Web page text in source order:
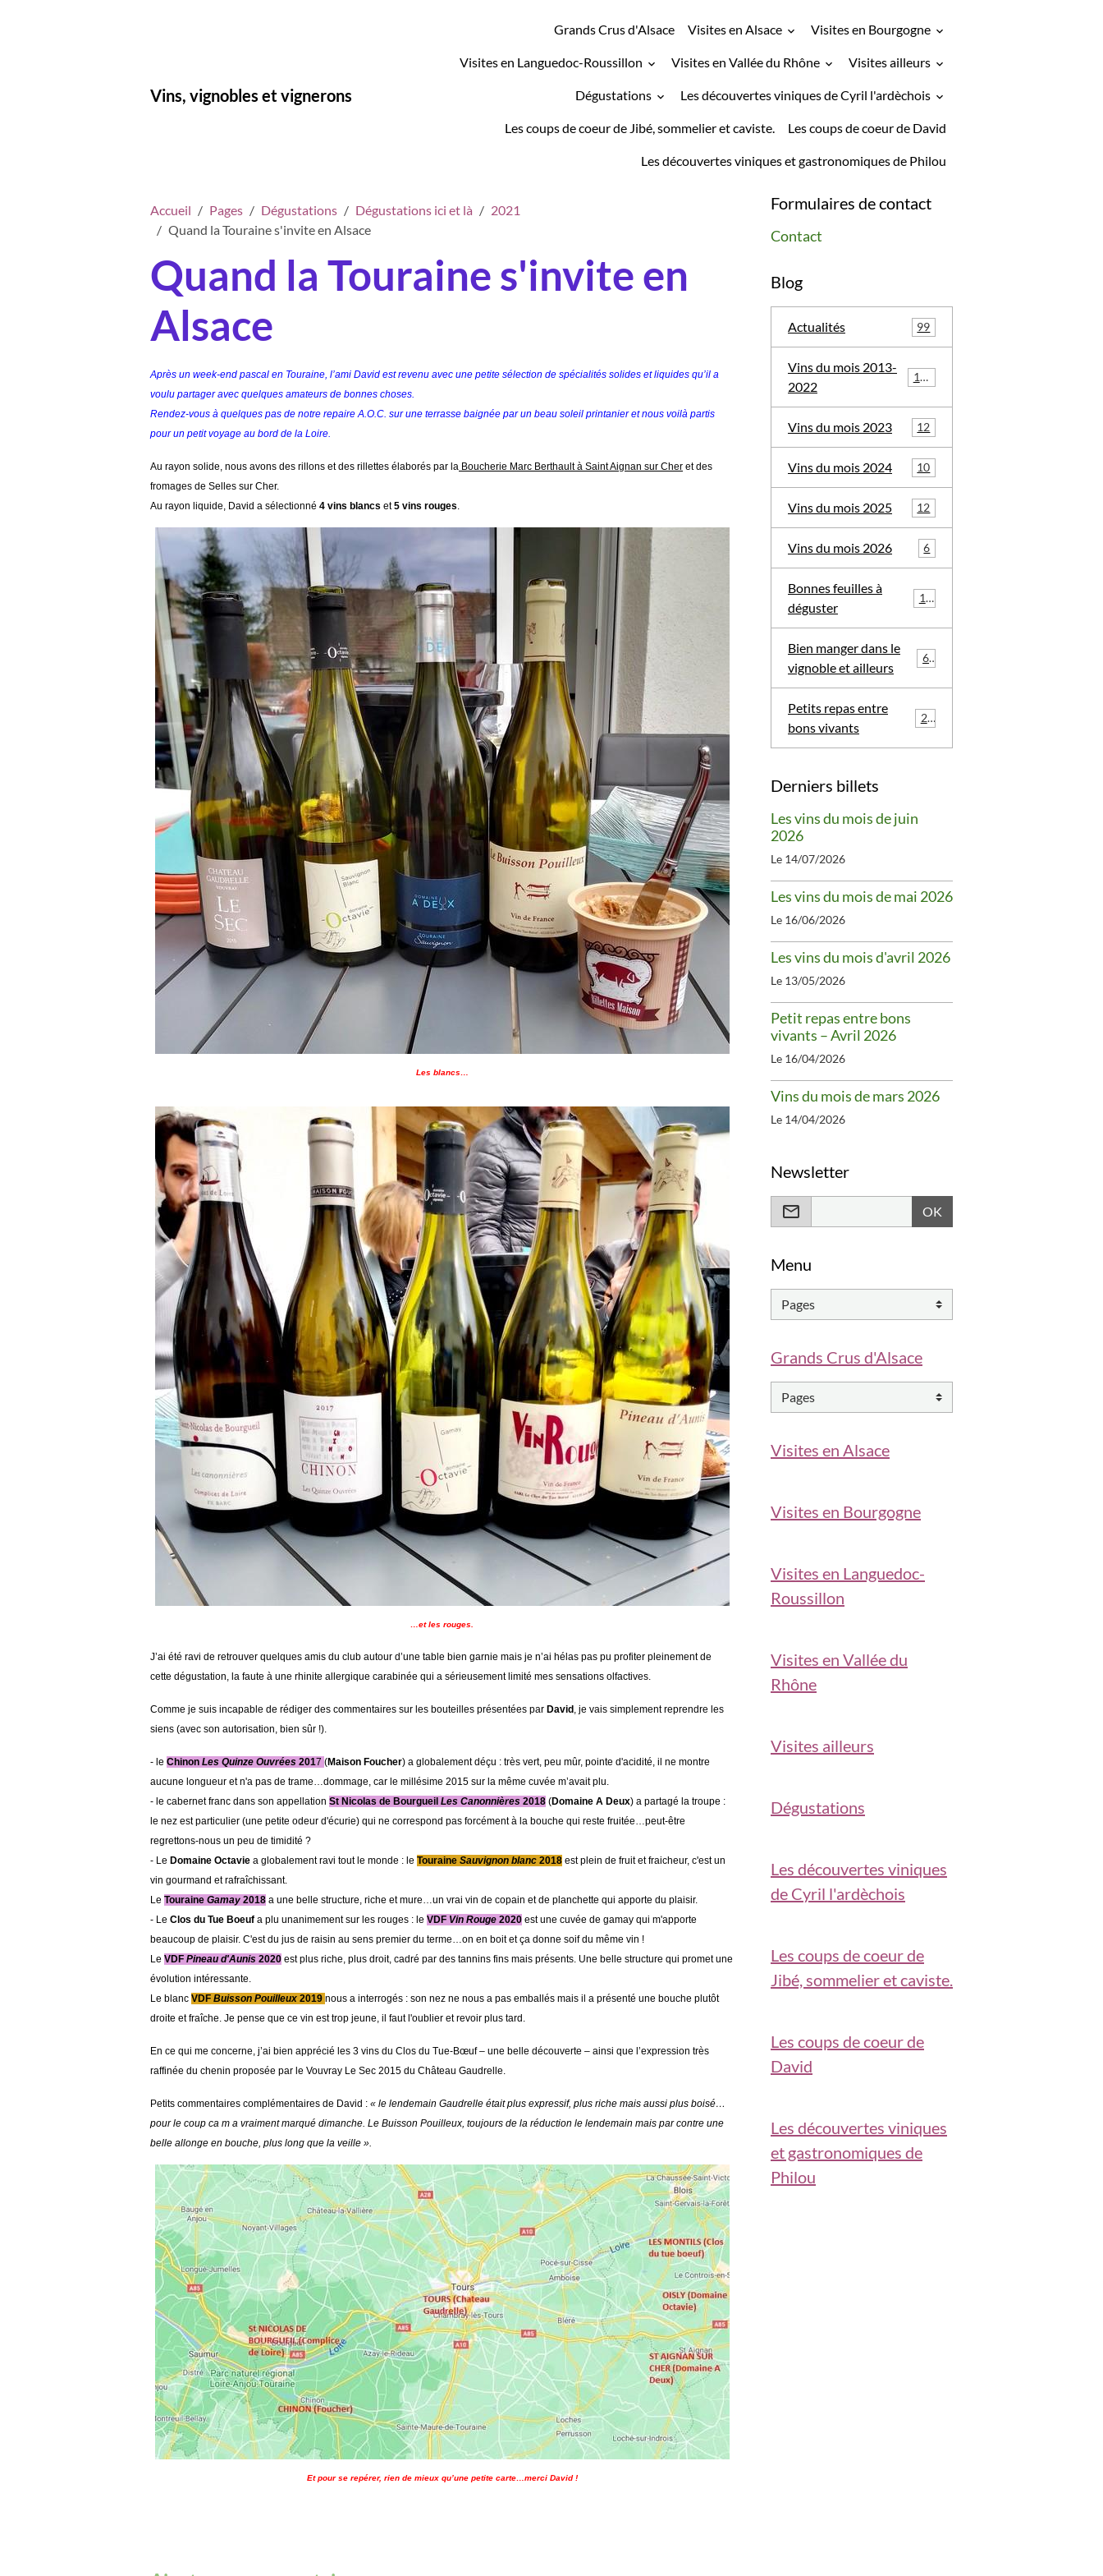
Vins, vignobles et vignerons
Grands Crus d'Alsace Visites en Alsace Visites en Bourgogne
Visites en Languedoc-Roussillon Visites en Vallée du Rhône Visites ailleurs
Dégustations Les découvertes viniques de Cyril l'ardèchois
Les coups de coeur de Jibé, sommelier et caviste. Les coups de coeur de David
Les découvertes viniques et gastronomiques de Philou
Accueil Pages Dégustations Dégustations ici et là
2021
Quand la Touraine s'invite en Alsace
Quand la Touraine s'invite en
Alsace
Après un week-end pascal en Touraine, l’ami David est revenu avec une petite sélection de spécialités solides et liquides qu’il a
voulu partager avec quelques amateurs de bonnes choses.
Rendez-vous à quelques pas de notre repaire A.O.C. sur une terrasse baignée par un beau soleil printanier et nous voilà partis
pour un petit voyage au bord de la Loire.
Au rayon solide, nous avons des rillons et des rillettes élaborés par la Boucherie Marc Berthault à Saint Aignan sur Cher et des
fromages de Selles sur Cher.
Au rayon liquide, David a sélectionné 4 vins blancs et5 vins rouges.
Les blancs…
…et les rouges.
J’ai été ravi de retrouver quelques amis du club autour d’une table bien garnie mais je n’ai hélas pas pu profiter pleinement de
cette dégustation, la faute à une rhinite allergique carabinée qui a sérieusement limité mes sensations olfactives.
Comme je suis incapable de rédiger des commentaires sur les bouteilles présentées par David , je vais simplement reprendre les
siens (avec son autorisation, bien sûr !).
- le Chinon Les Quinze Ouvrées 2017 (Maison Foucher) a globalement déçu : très vert, peu mûr, pointe d'acidité, il ne montre
aucune longueur et n'a pas de trame…dommage, car le millésime 2015 sur la même cuvée m’avait plu.
- le cabernet franc dans son appellation St Nicolas de Bourgueil Les Canonnières 2018 (Domaine A Deux) a partagé la troupe :
le nez est particulier (une petite odeur d'écurie) qui ne correspond pas forcément à la bouche qui reste fruitée…peut-être
regrettons-nous un peu de timidité ?
- Le Domaine Octavie a globalement ravi tout le monde : le Touraine Sauvignon blanc 2018 est plein de fruit et fraicheur, c'est un
vin gourmand et rafraîchissant.
Le Touraine Gamay 2018 a une belle structure, riche et mure…un vrai vin de copain et de planchette qui apporte du plaisir.
- Le Clos du Tue Boeuf a plu unanimement sur les rouges : le VDF Vin Rouge 2020 est une cuvée de gamay qui m'apporte
beaucoup de plaisir. C'est du jus de raisin au sens premier du terme…on en boit et ça donne soif du même vin !
Le VDF Pineau d'Aunis 2020 est plus riche, plus droit, cadré par des tannins fins mais présents. Une belle structure qui promet une
évolution intéressante.
Le blanc VDF Buisson Pouilleux 2019 nous a interrogés : son nez ne nous a pas emballés mais il a présenté une bouche plutôt
droite et fraîche. Je pense que ce vin est trop jeune, il faut l'oublier et revoir plus tard.
En ce qui me concerne, j’ai bien apprécié les 3 vins du Clos du Tue-Bœuf – une belle découverte – ainsi que l’expression très
raffinée du chenin proposée par le Vouvray Le Sec 2015 du Château Gaudrelle.
Petits commentaires complémentaires de David : « le lendemain Gaudrelle était plus expressif, plus riche mais aussi plus boisé…
pour le coup ca m a vraiment marqué dimanche. Le Buisson Pouilleux, toujours de la réduction le lendemain mais par contre une
belle allonge en bouche, plus long que la veille ».
Et pour se repérer, rien de mieux qu’une petite carte…merci David !
Formulaires de contact
Contact
Blog
Actualités 99
Vins du mois 2013-
2022
113
Vins du mois 2023 12
Vins du mois 2024 10
Vins du mois 2025 12
Vins du mois 2026 6
Bonnes feuilles à
déguster
19
Bien manger dans le
vignoble et ailleurs
68
Petits repas entre
bons vivants
29
Derniers billets
Les vins du mois de juin
2026
Le 14/07/2026
Les vins du mois de mai 2026
Le 16/06/2026
Les vins du mois d'avril 2026
Le 13/05/2026
Petit repas entre bons
vivants – Avril 2026
Le 16/04/2026
Vins du mois de mars 2026
Le 14/04/2026
Newsletter
OK
Menu
Grands Crus d'Alsace
Visites en Alsace
Visites en Bourgogne
Visites en Languedoc-
Roussillon
Visites en Vallée du
Rhône
Visites ailleurs
Dégustations
Les découvertes viniques
de Cyril l'ardèchois
Les coups de coeur de
Jibé, sommelier et caviste.
Les coups de coeur de
David
Les découvertes viniques
et gastronomiques de
Philou